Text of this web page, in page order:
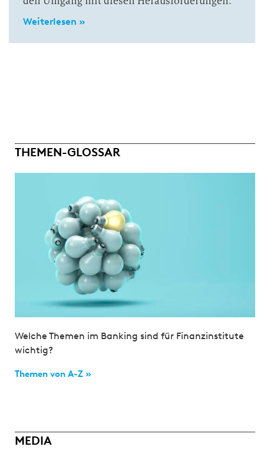
Weiterlesen »
THEMEN-GLOSSAR
Welche Themen im Banking sind für Finanzinstitute
wichtig?
Themen von A-Z »
MEDIA